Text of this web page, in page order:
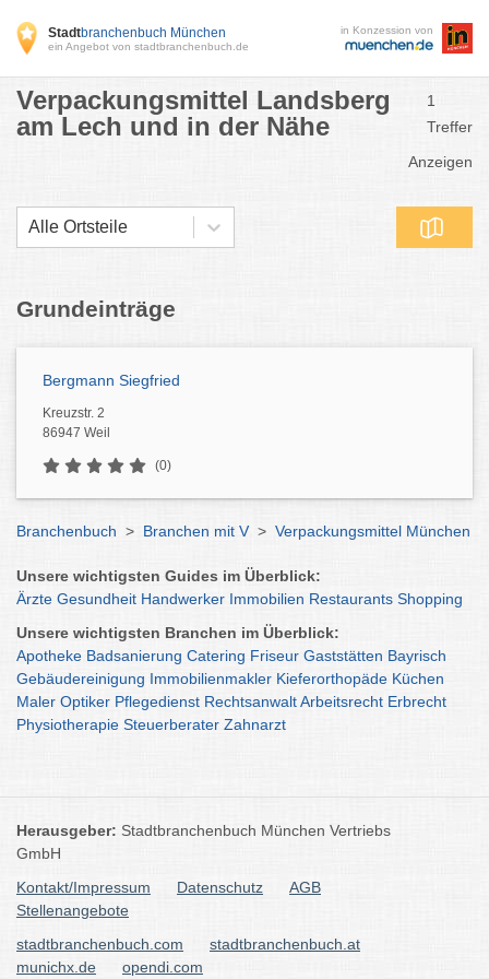
Stadtbranchenbuch München
ein Angebot von stadtbranchenbuch.de
in Konzession von
Verpackungsmittel Landsberg
am Lech und in der Nähe
1
Treffer
Anzeigen
Alle Ortsteile
Grundeinträge
Bergmann Siegfried
Kreuzstr. 2
86947 Weil
(0)
Branchenbuch > Branchen mit V > Verpackungsmittel München
Unsere wichtigsten Guides im Überblick:
Ärzte Gesundheit Handwerker Immobilien Restaurants Shopping
Unsere wichtigsten Branchen im Überblick:
Apotheke Badsanierung Catering Friseur Gaststätten Bayrisch
Gebäudereinigung Immobilienmakler Kieferorthopäde Küchen
Maler Optiker Pflegedienst RechtsanwaltArbeitsrecht Erbrecht
Physiotherapie Steuerberater Zahnarzt
Herausgeber: Stadtbranchenbuch München Vertriebs
GmbH
Kontakt/Impressum
Datenschutz
AGB
Stellenangebote
stadtbranchenbuch.com
stadtbranchenbuch.at
munichx.de
opendi.com